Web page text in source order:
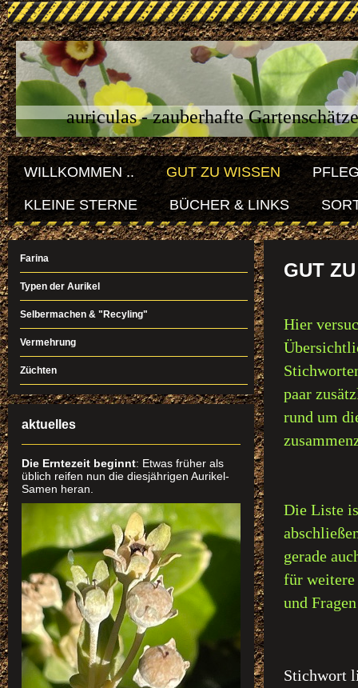
auriculas - zauberhafte Gartenschätze
WILLKOMMEN .. GUT ZU WISSEN
KLEINE STERNE BÜCHER & LINKS
GUT
Hier
paar
rund um
Die Liste
gerade
für weitere
und
Stichwort
Farina
Typen der Aurikel
Selbermachen & "Recyling"
Vermehrung
Züchten
aktuelles
Die Erntezeit beginnt: Etwas früher als
üblich reifen nun die diesjährigen Aurikel-
Samen heran.